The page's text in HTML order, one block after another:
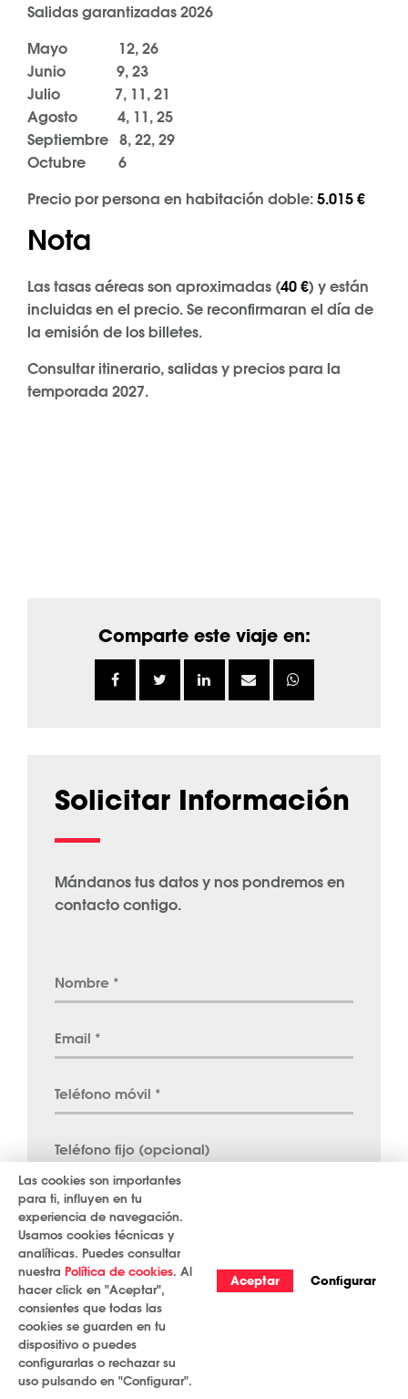
Salidas garantizadas 2026
Mayo 12, 26
Junio 9, 23
Julio 7, 11, 21
Agosto 4, 11, 25
Septiembre 8, 22, 29
Octubre 6
Precio por persona en habitación doble:5.015 €
Nota
Las tasas aéreas son aproximadas (40 €) y están
incluidas en el precio. Se reconfirmaran el día de
la emisión de los billetes.
Consultar itinerario, salidas y precios para la
temporada 2027.
Comparte este viaje en:
Solicitar Información
Mándanos tus datos y nos pondremos en
contacto contigo.
Las cookies son importantes
para ti, influyen en tu
experiencia de navegación.
Usamos cookies técnicas y
analíticas. Puedes consultar
nuestra Política de cookies. Al
hacer click en "Aceptar",
consientes que todas las
cookies se guarden en tu
dispositivo o puedes
configurarlas o rechazar su
uso pulsando en "Configurar".
Aceptar Configurar